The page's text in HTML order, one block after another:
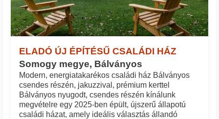
ELADÓ ÚJ ÉPÍTÉSŰ CSALÁDI HÁZ
Somogy megye, Bálványos
Modern, energiatakarékos családi ház Bálványos
csendes részén, jakuzzival, prémium kerttel
Bálványos nyugodt, csendes részén kínálunk
megvételre egy 2025-ben épült, újszerű állapotú
családi házat, amely ideális választás állandó